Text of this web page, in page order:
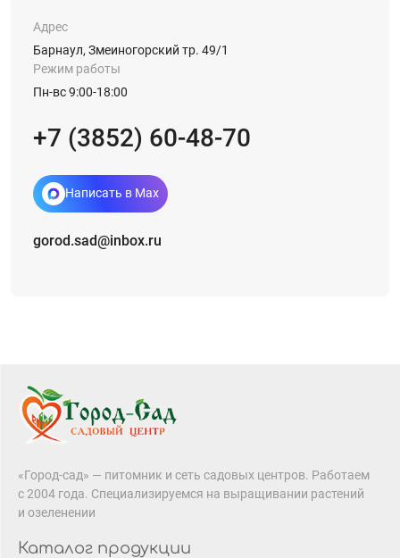
Адрес
Барнаул, Змеиногорский тр. 49/1
Режим работы
Пн-вс 9:00-18:00
+7 (3852) 60-48-70
Написать в Max
gorod.sad@inbox.ru
«Город-сад» — питомник и сеть садовых центров. Работаем
с 2004 года. Специализируемся на выращивании растений
и озеленении
Каталог продукции